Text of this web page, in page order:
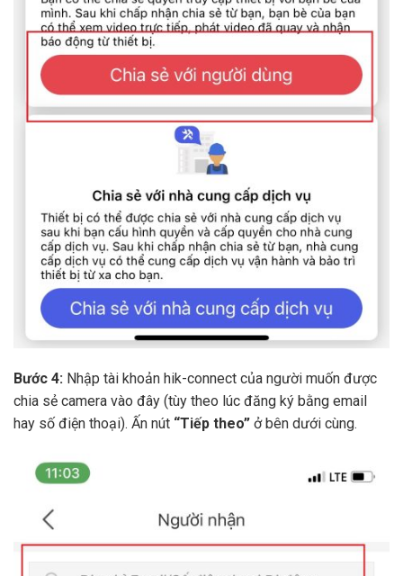
Bước 4: Nhập tài khoản hik-connect của người muốn được
chia sẻ camera vào đây (tùy theo lúc đăng ký bằng email
hay số điện thoại). Ấn nút “Tiếp theo” ở bên dưới cùng.